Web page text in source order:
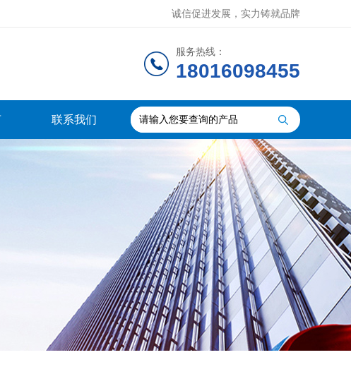
诚信促进发展，实力铸就品牌
服务热线：
18016098455
联系我们